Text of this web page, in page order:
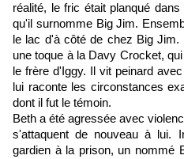
réalité, le fric était planqué
qu'il surnomme Big Jim.
le lac d'à côté de chez Big
une toque à la Davy Crocket,
le frère d'Iggy. Il vit peinard
lui raconte les circonstances
dont il fut le témoin.
Beth a été agressée avec
s'attaquent de nouveau à lui.
gardien à la prison, un nommé